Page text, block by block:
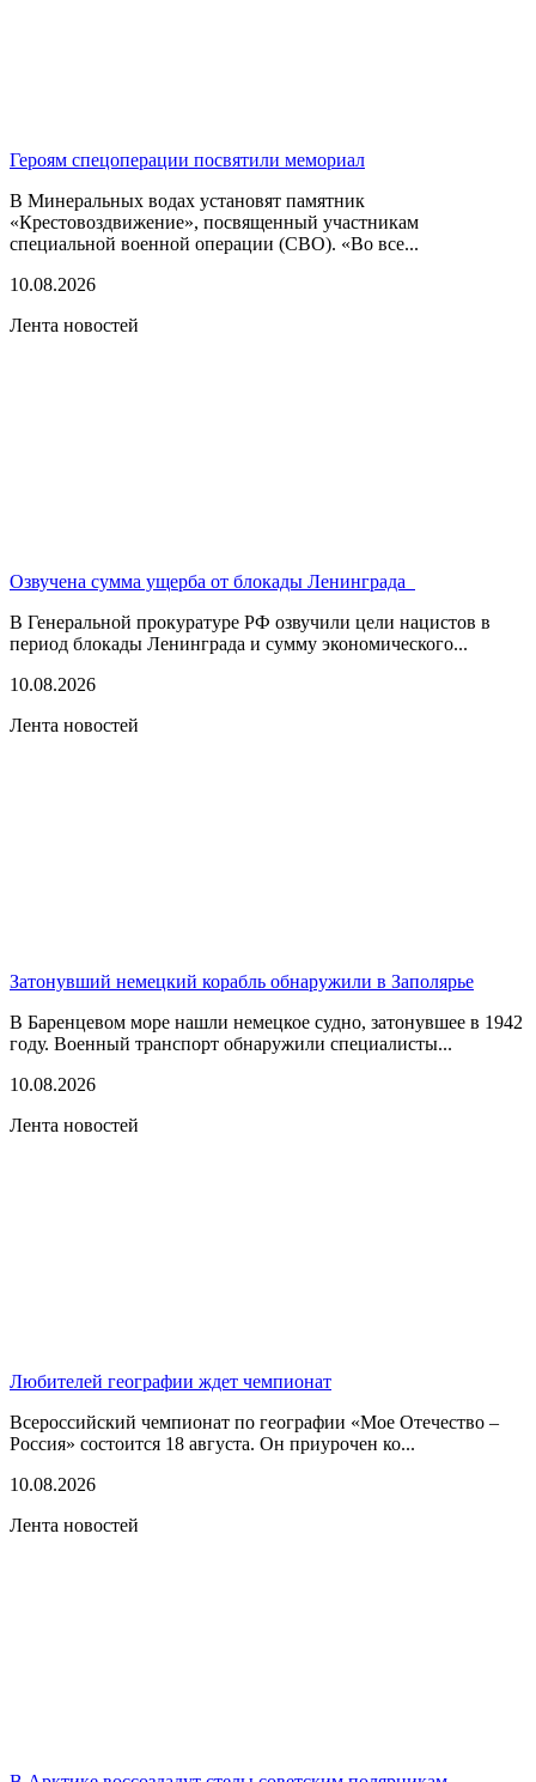
Героям спецоперации посвятили мемориал
В Минеральных водах установят памятник
«Крестовоздвижение», посвященный участникам
специальной военной операции (СВО). «Во все...
10.08.2026
Лента новостей
Озвучена сумма ущерба от блокады Ленинграда
В Генеральной прокуратуре РФ озвучили цели нацистов в
период блокады Ленинграда и сумму экономического...
10.08.2026
Лента новостей
Затонувший немецкий корабль обнаружили в Заполярье
В Баренцевом море нашли немецкое судно, затонувшее в 1942
году. Военный транспорт обнаружили специалисты...
10.08.2026
Лента новостей
Любителей географии ждет чемпионат
Всероссийский чемпионат по географии «Мое Отечество –
Россия» состоится 18 августа. Он приурочен ко...
10.08.2026
Лента новостей